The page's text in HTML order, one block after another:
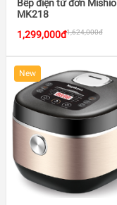
Bếp điện từ đơn Mishio
MK218
1,299,000đ1,624,000đ
New